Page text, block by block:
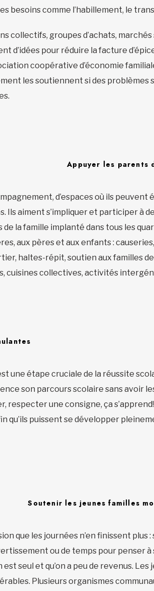
besoins comme l’habillement, le
collectifs, groupes d’achats,
d’idées pour réduire la facture
coopérative d’économie
les soutiennent si des
Appuyer les parents
d’espaces où ils peuvent
Ils aiment s’impliquer et participer à
de la famille implanté dans tous les
aux pères et aux enfants :
haltes-répit, soutien aux familles
cuisines collectives, activités
une étape cruciale de la réussite
son parcours scolaire sans avoir
respecter une consigne, ça
qu’ils puissent se développer
Soutenir les jeunes familles
que les journées n’en finissent plus
ou de temps pour penser à
seul et qu’on a peu de revenus. Les
Plusieurs organismes